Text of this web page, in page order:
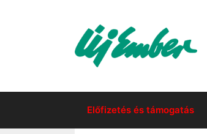
Előfizetés és támogatás